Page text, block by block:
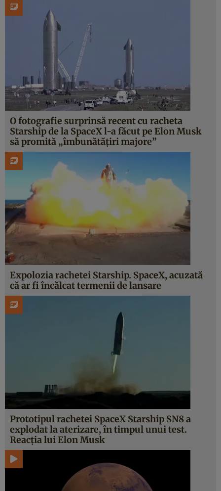
O fotografie surprinsă recent cu racheta
Starship de la SpaceX l-a făcut pe Elon Musk
să promită „îmbunătățiri majore”
Expolozia rachetei Starship. SpaceX, acuzată
că ar fi încălcat termenii de lansare
Prototipul rachetei SpaceX Starship SN8 a
explodat la aterizare, în timpul unui test.
Reacția lui Elon Musk